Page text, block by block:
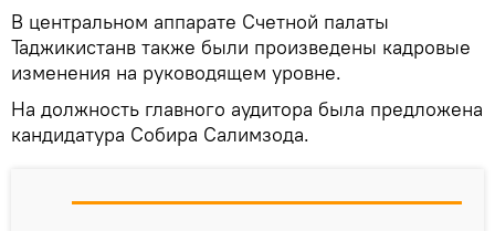
В центральном аппарате Счетной палаты
Таджикистанв также были произведены кадровые
изменения на руководящем уровне.
На должность главного аудитора была предложена
кандидатура Собира Салимзода.